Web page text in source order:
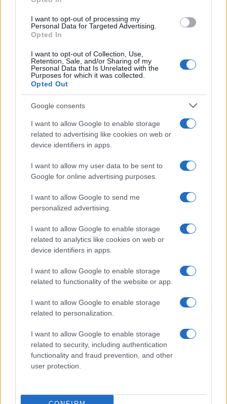
I want to opt-out of processing my
Personal Data for Targeted Advertising.
Opted In
I want to opt-out of Collection, Use,
Retention, Sale, and/or Sharing of my
Personal Data that Is Unrelated with the
Purposes for which it was collected.
Opted Out
Google consents
I want to allow Google to enable storage
related to advertising like cookies on web or
device identifiers in apps.
I want to allow my user data to be sent to
Google for online advertising purposes.
I want to allow Google to send me
personalized advertising.
I want to allow Google to enable storage
related to analytics like cookies on web or
device identifiers in apps.
I want to allow Google to enable storage
related to functionality of the website or app.
I want to allow Google to enable storage
related to personalization.
I want to allow Google to enable storage
related to security, including authentication
functionality and fraud prevention, and other
user protection.
accoglienza minori chiude
Olbia, divieto di sosta contro spaccio e degrado:
esplode la protesta
Pausa caffè impeccabile: come scegliere la
soluzione ideale per la casa e l’ufficio
Monte Pino, la fine di un lungo dolore: storia e
rinascita della strada che segnò la Gallura
Raid nelle campagne di Berchidda, rischio per
la rete elettrica
Mario Malu
Paolo Pinna